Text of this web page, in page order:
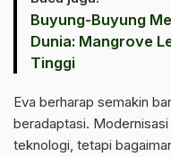
Buyung-Buyung
Dunia: Mangrove
Tinggi
Eva berharap semakin
beradaptasi. Modernisasi
teknologi, tetapi